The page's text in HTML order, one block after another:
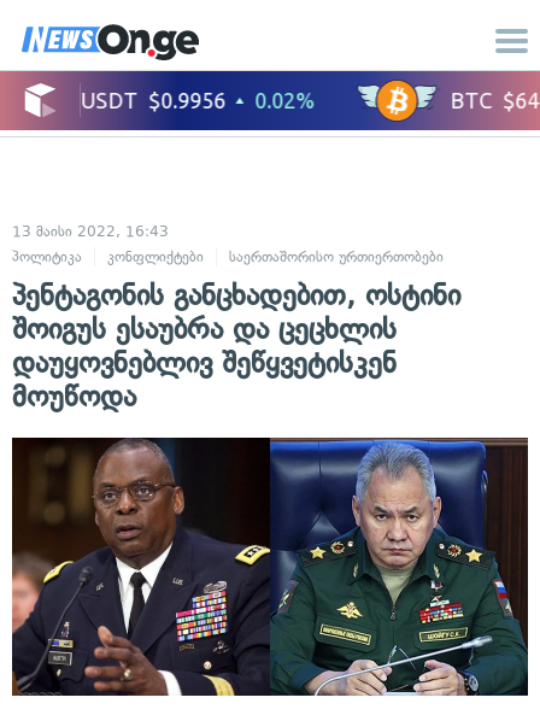
13 მაისი 2022, 16:43
პოლიტიკა
კონფლიქტები საერთაშორისო ურთიერთობები
პენტაგონის განცხადებით, ოსტინი
შოიგუს ესაუბრა და ცეცხლის
დაუყოვნებლივ შეწყვეტისკენ
მოუწოდა